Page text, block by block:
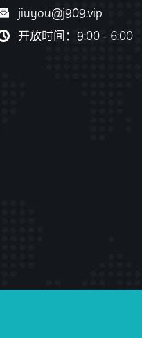
jiuyou@j909.vip
开放时间：9:00 - 6:00